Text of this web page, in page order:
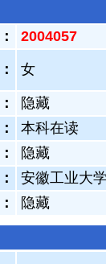
2004057
女
隐藏
本科在读
隐藏
安徽工业大学
隐藏